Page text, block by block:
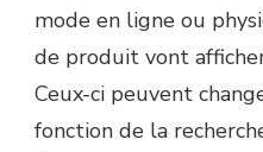
mode en ligne ou
de produit vont
Ceux-ci peuvent
fonction de la